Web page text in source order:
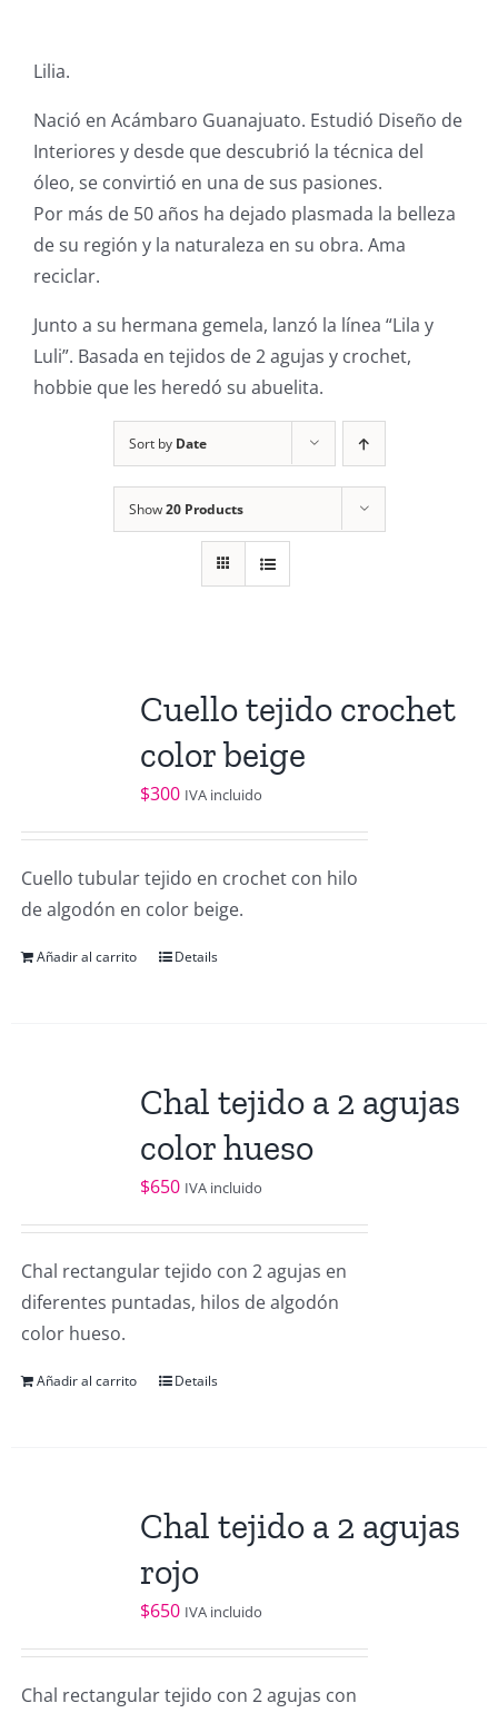
Lilia.
Nació en Acámbaro Guanajuato. Estudió Diseño de
Interiores y desde que descubrió la técnica del
óleo, se convirtió en una de sus pasiones.
Por más de 50 años ha dejado plasmada la belleza
de su región y la naturaleza en su obra. Ama
reciclar.
Junto a su hermana gemela, lanzó la línea “Lila y
Luli”. Basada en tejidos de 2 agujas y crochet,
hobbie que les heredó su abuelita.
Sort by Date
Show20 Products
Cuello tejido crochet
color beige
$300 IVA incluido
Cuello tubular tejido en crochet con hilo
de algodón en color beige.
Añadir al carrito Details
Chal tejido a 2 agujas
color hueso
$650 IVA incluido
Chal rectangular tejido con 2 agujas en
diferentes puntadas, hilos de algodón
color hueso.
Añadir al carrito Details
Chal tejido a 2 agujas
rojo
$650 IVA incluido
Chal rectangular tejido con 2 agujas con